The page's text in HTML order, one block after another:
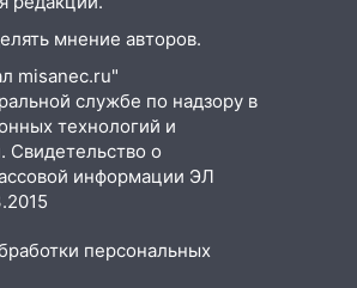
мнение авторов.
misanec.ru"
службе по надзору в
технологий и
Свидетельство о
информации ЭЛ
персональных